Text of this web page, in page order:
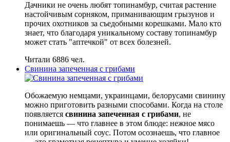
Дачники не очень любят топинамбур, считая растение
настойчивым сорняком, приманивающим грызунов и
прочих охотников за съедобными корешками. Мало кто
знает, что благодаря уникальному составу топинамбур
может стать "аптечкой" от всех болезней.
Читали 6886 чел.
Свинина запеченная с грибами
Обожаемую немцами, украинцами, белорусами свинину
можно приготовить разными способами. Когда на столе
появляется свинина запеченная с грибами, не
понимаешь — что главнее в этом блюде: нежное мясо
или оригинальный соус. Потом осознаешь, что главное